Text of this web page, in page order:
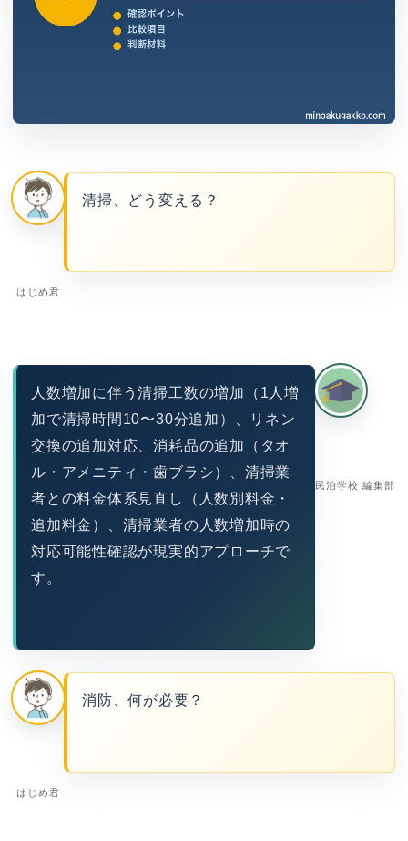
はじめ君
清掃、どう変える？
民泊学校 編集部
人数増加に伴う清掃工数の増加（1人増
加で清掃時間10〜30分追加）、リネン
交換の追加対応、消耗品の追加（タオ
ル・アメニティ・歯ブラシ）、清掃業
者との料金体系見直し（人数別料金・
追加料金）、清掃業者の人数増加時の
対応可能性確認が現実的アプローチで
す。
はじめ君
消防、何が必要？